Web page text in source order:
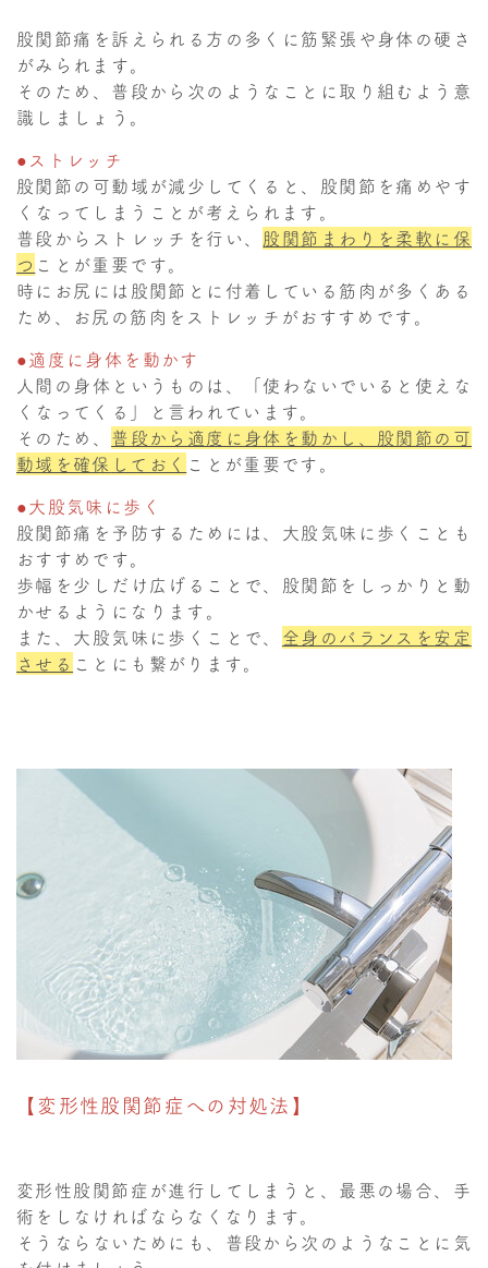
股関節痛を訴えられる方の多くに筋緊張や身体の硬さ
がみられます。
そのため、普段から次のようなことに取り組むよう意
識しましょう。
●ストレッチ
股関節の可動域が減少してくると、股関節を痛めやす
くなってしまうことが考えられます。
普段からストレッチを行い、 股関節まわりを柔軟 に保
つ ことが重要です。
時にお尻には股関節とに付着している筋肉が多くある
ため、お尻の筋肉をストレッチがおすすめです。
●適度に身体を動かす
人間の身体というものは、「使わないでいると使えな
くなってくる」と言われています。
そのため、 普段から適度に身体を動かし、股関節の可
動域を確保 しておく ことが重要です。
●大股気味に歩く
股関節痛を予防するためには、大股気味に歩くことも
おすすめです。
歩幅を少しだけ広げることで、股関節をしっかりと動
かせるようになります。
また、大股気味に歩くことで、 全身のバランスを安定
させる ことにも繋がります。
【変形性股関節症への対処法】
変形性股関節症が進行してしまうと、最悪の場合、手
術をしなければならなくなります。
そうならないためにも、普段から次のようなことに気